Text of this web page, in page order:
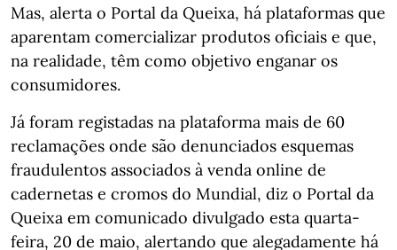
Mas, alerta o Portal da Queixa, há plataformas que
aparentam comercializar produtos oficiais e que,
na realidade, têm como objetivo enganar os
consumidores.
Já foram registadas na plataforma mais de 60
reclamações onde são denunciados esquemas
fraudulentos associados à venda online de
cadernetas e cromos do Mundial, diz o Portal da
Queixa em comunicado divulgado esta quarta-
feira, 20 de maio, alertando que alegadamente há